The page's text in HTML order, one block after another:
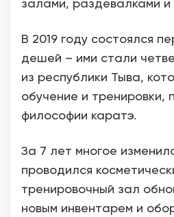
В 2019 году состоялся
дешей – ими стали
из республики Тыва,
обучение и тренировки,
философии каратэ.
За 7 лет многое
проводился
тренировочный зал
новым инвентарем и